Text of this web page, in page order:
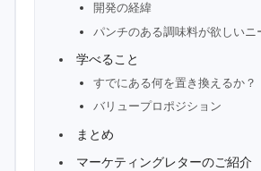
開発の経緯
パンチのある調味料が欲しいニ
学べること
すでにある何を置き換えるか？
バリュープロポジション
まとめ
マーケティングレターのご紹介